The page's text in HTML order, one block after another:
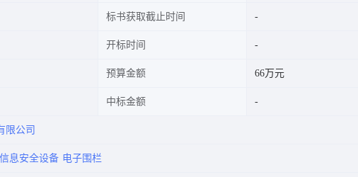
标书获取截止时间
开标时间
预算金额 66万元
中标金额
限公司
息安全设备 电子围栏